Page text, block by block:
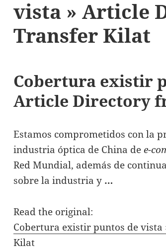
vista » Article
Transfer Kilat
Cobertura existir
Article Directory
Estamos comprometidos con la
industria óptica de China dee-
Red Mundial, además de
sobre la industria y …
Read the original:
Cobertura existir puntos de
Kilat